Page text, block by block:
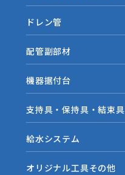
ドレン管
配管副部材
機器据付台
支持具・保持具・結束具
給水システム
オリジナル工具その他